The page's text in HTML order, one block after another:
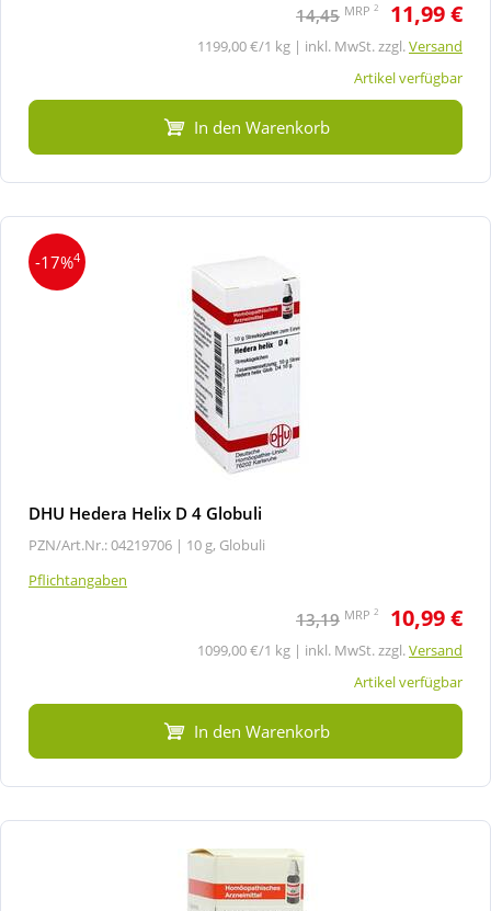
14,45 MRP 2 11,99 €
1199,00 €/1 kg | inkl. MwSt. zzgl.Versand
Artikel verfügbar
In den Warenkorb
-17%4
DHU Hedera Helix D 4 Globuli
PZN/Art.Nr.: 04219706 | 10 g, Globuli
Pflichtangaben
13,19 MRP 2 10,99 €
1099,00 €/1 kg | inkl. MwSt. zzgl.Versand
Artikel verfügbar
In den Warenkorb